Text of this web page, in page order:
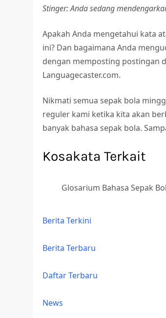
Stinger: Anda sedang
Apakah Anda mengetahui kata
ini? Dan bagaimana Anda
dengan memposting postingan
Languagecaster.com.
Nikmati semua sepak bola
reguler kami ketika kita akan
banyak bahasa sepak bola.
Kosakata Terkait
Glosarium Bahasa Sepak
Berita Terkini
Berita Terbaru
Daftar Terbaru
News